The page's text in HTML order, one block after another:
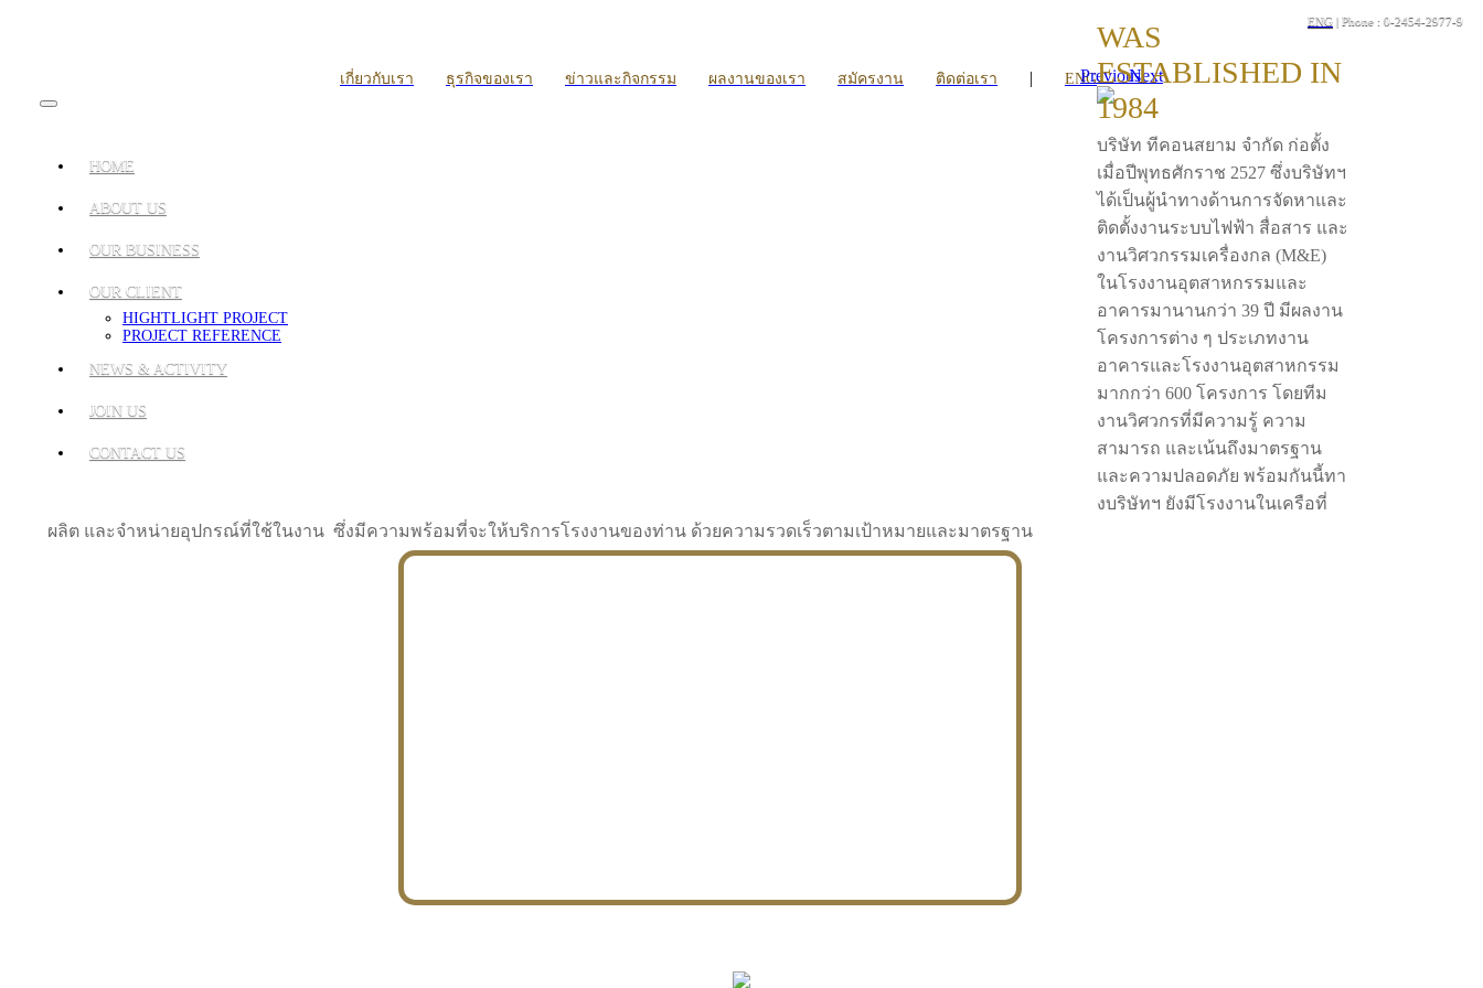
ENG | Phone : 0-2454-2977-9
เกี่ยวกับเรา ธุรกิจของเรา ข่าวและกิจกรรม ผลงานของเรา สมัครงาน ติดต่อเรา | ENG
HOME
ABOUT US
OUR BUSINESS
OUR CLIENT
HIGHTLIGHT PROJECT
PROJECT REFERENCE
NEWS & ACTIVITY
JOIN US
CONTACT US
PreviousNext
WAS
ESTABLISHED IN
1984
บริษัท ทีคอนสยาม จำกัด ก่อตั้ง
เมื่อปีพุทธศักราช 2527 ซึ่งบริษัทฯ
ได้เป็นผู้นำทางด้านการจัดหาและ
ติดตั้งงานระบบไฟฟ้า สื่อสาร และ
งานวิศวกรรมเครื่องกล (M&E)
ในโรงงานอุตสาหกรรมและ
อาคารมานานกว่า 39 ปี มีผลงาน
โครงการต่าง ๆ ประเภทงาน
อาคารและโรงงานอุตสาหกรรม
มากกว่า 600 โครงการ โดยทีม
งานวิศวกรที่มีความรู้ ความ
สามารถ และเน้นถึงมาตรฐาน
และความปลอดภัย พร้อมกันนี้ทา
งบริษัทฯ ยังมีโรงงานในเครือที่
ผลิต และจำหน่ายอุปกรณ์ที่ใช้ในงาน ซึ่งมีความพร้อมที่จะให้บริการโรงงานของท่าน ด้วยความรวดเร็วตามเป้าหมายและมาตรฐาน